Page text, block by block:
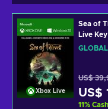
Xbox Live
Sea of
Live
GLOBAL
US$
US$
11%